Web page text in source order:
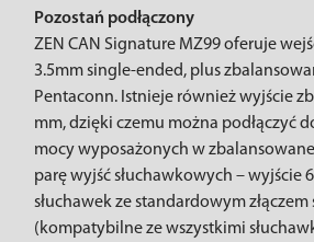
Pozostań podłączony
ZEN CAN Signature MZ99 oferuje
3.5mm single-ended, plus
Pentaconn. Istnieje również wyjście
mm, dzięki czemu można podłączyć
mocy wyposażonych w
parę wyjść słuchawkowych – wyjście
słuchawek ze standardowym
(kompatybilne ze wszystkimi